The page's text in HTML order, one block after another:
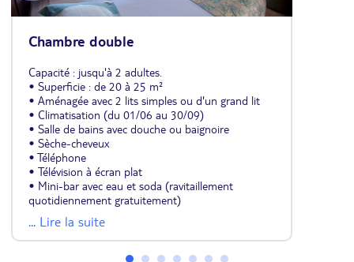
Chambre double
Capacité : jusqu'à 2 adultes.
• Superficie : de 20 à 25 m²
• Aménagée avec 2 lits simples ou d'un grand lit
• Climatisation (du 01/06 au 30/09)
• Salle de bains avec douche ou baignoire
• Sèche-cheveux
• Téléphone
• Télévision à écran plat
• Mini-bar avec eau et soda (ravitaillement
quotidiennement gratuitement)
• Coffre-fort
• Wifi
• Balcon ou terrasse
... Lire la suite